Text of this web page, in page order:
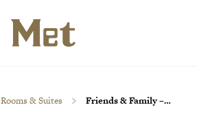
Rooms & Suites Friends & Family –…